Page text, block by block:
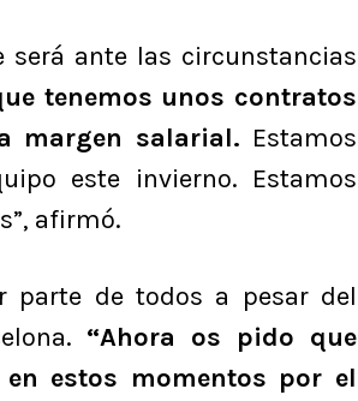
será ante las circunstancias
tenemos unos contratos
margen salarial. Estamos
este invierno. Estamos
afirmó.
parte de todos a pesar del
“Ahora os pido que
estos momentos por el